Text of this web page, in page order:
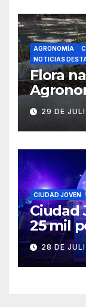
AGRONOMÍA
NOTICIAS
Flora
29 DE
CIUDAD JOVEN
Ciudad
25 mil
28 DE